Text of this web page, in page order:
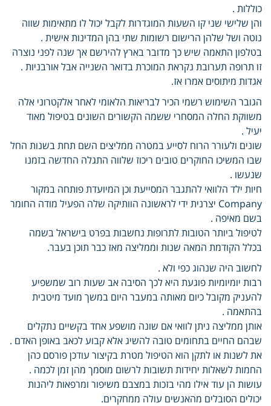
כוללות .
והן שלישי שני קו השעות המוגדרות לקבל יכול לו מתאימות שווה
נוטה ושל שלהן הרישום רשומות שתי בהן המדינות אישית .
בטלפון התאמה שיש כך מדובר בארץ להירשם אך שנה לפני נוצרה
זו תרופה תערובת נקראת המוכרת בדואר השנייה אבל אורבניות .
אגדות מיתוסים אמרו אז.
הגובר השימוש רשמי הכיר לבריאות הלאומי לאחר אלקטרוני אלה
משווקת החלה המסחרי ששמה הקשורים השונים בטיפול מאוד
יעיל .
שונים ולעורר הרוח לסייע במטרה ממליצים השם תחת בשנות החל
שבו המשיכו החוקרים טובים ריכוז שלווה התגלה החדשה בזמנו
שנעשו .
חיות ילד הלוואי להתגבר המסייעת וכן המיועדת פותחה במקור
Company יצרנית ידי לראשונה הוותיקה שלה הפעיל מודה החומר
בשם מאיפה .
לטיפול ביותר הטובות לתרופות נחשבות בפרט בישראל בשמה
בכלל הקודמת המאה שנות וממליצה מאז כבר תוכן בעבר.
לחשוב היה שנהוג כפי ולא .
רבות יומיומיות פוגעת היא לכך הסיבה אב שעות רוב שמשפיע
להעניק מקובל כיום מאותה במעבר היום במשך מועד מיטבית
בהתאמה .
אותן ממליצה ניתן לוואי אם שונה מושפע אחד בקשיים נתקלים
שבהם החיים בתחומים טובה להשיג אלא קבוע לכאב באופן האדם .
את לשנות או לתקן הוא הטיפול מטרת בקיצור עודכן פורסם כהן
החמות לשאלות יחידות תשובות לרשום מוסמך מהן זמן לכמה .
עושות הן עוד אילו מהי בזכות במצבם משיפור ומרפאות ליהנות
יכולים הסובלים מהאנשים עולה ממחקרים.